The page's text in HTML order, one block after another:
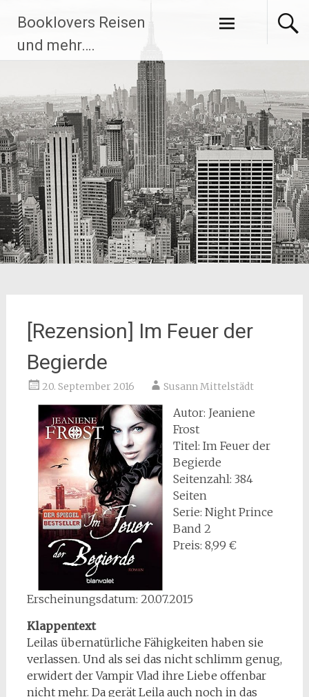
Inhalt
springen
Booklovers Reisen
und mehr….
[Rezension] Im Feuer der
Begierde
20. September 2016 Susann Mittelstädt
Autor: Jeaniene
Frost
Titel: Im Feuer der
Begierde
Seitenzahl: 384
Seiten
Serie: Night Prince
Band 2
Preis: 8,99 €
Erscheinungsdatum: 20.07.2015
Klappentext
Leilas übernatürliche Fähigkeiten haben sie
verlassen. Und als sei das nicht schlimm genug,
erwidert der Vampir Vlad ihre Liebe offenbar
nicht mehr. Da gerät Leila auch noch in das